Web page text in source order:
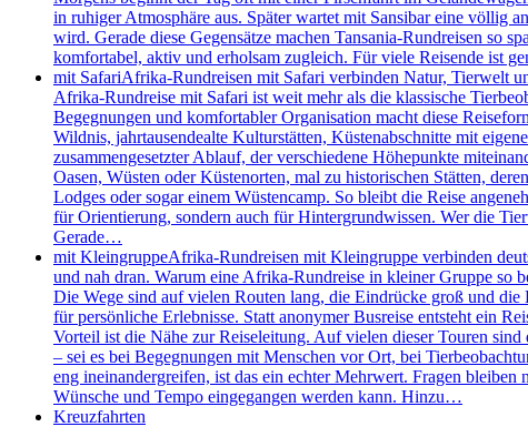
in ruhiger Atmosphäre aus. Später wartet mit Sansibar eine völlig
wird. Gerade diese Gegensätze machen Tansania-Rundreisen so
komfortabel, aktiv und erholsam zugleich. Für viele Reisende ist
mit SafariAfrika-Rundreisen mit Safari verbinden Natur, Tierwelt
Afrika-Rundreise mit Safari ist weit mehr als die klassische
Begegnungen und komfortabler Organisation macht diese
Wildnis, jahrtausendealte Kulturstätten, Küstenabschnitte mit
zusammengesetzter Ablauf, der verschiedene Höhepunkte
Oasen, Wüsten oder Küstenorten, mal zu historischen Stätten,
Lodges oder sogar einem Wüstencamp. So bleibt die Reise
für Orientierung, sondern auch für Hintergrundwissen. Wer die
Gerade…
mit KleingruppeAfrika-Rundreisen mit Kleingruppe verbinden
und nah dran. Warum eine Afrika-Rundreise in kleiner Gruppe so
Die Wege sind auf vielen Routen lang, die Eindrücke groß und
für persönliche Erlebnisse. Statt anonymer Busreise entsteht ein
Vorteil ist die Nähe zur Reiseleitung. Auf vielen dieser Touren
– sei es bei Begegnungen mit Menschen vor Ort, bei
eng ineinandergreifen, ist das ein echter Mehrwert. Fragen
Wünsche und Tempo eingegangen werden kann. Hinzu…
Kreuzfahrten